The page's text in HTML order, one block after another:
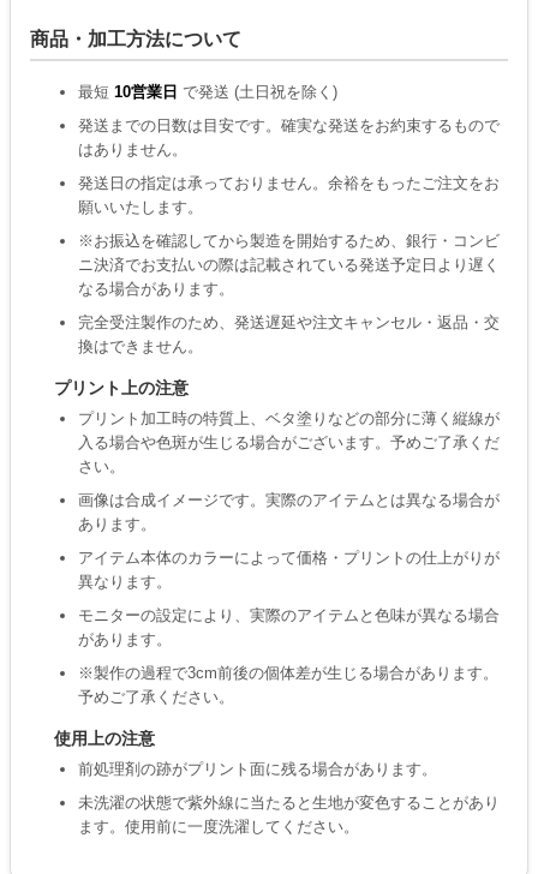
商品・加工方法について
最短 10営業日 で発送 (土日祝を除く)
発送までの日数は目安です。確実な発送をお約束するもので
はありません。
発送日の指定は承っておりません。余裕をもったご注文をお
願いいたします。
※お振込を確認してから製造を開始するため、銀行・コンビ
ニ決済でお支払いの際は記載されている発送予定日より遅く
なる場合があります。
完全受注製作のため、発送遅延や注文キャンセル・返品・交
換はできません。
プリント上の注意
プリント加工時の特質上、ベタ塗りなどの部分に薄く縦線が
入る場合や色斑が生じる場合がございます。予めご了承くだ
さい。
画像は合成イメージです。実際のアイテムとは異なる場合が
あります。
アイテム本体のカラーによって価格・プリントの仕上がりが
異なります。
モニターの設定により、実際のアイテムと色味が異なる場合
があります。
※製作の過程で3cm前後の個体差が生じる場合があります。
予めご了承ください。
使用上の注意
前処理剤の跡がプリント面に残る場合があります。
未洗濯の状態で紫外線に当たると生地が変色することがあり
ます。使用前に一度洗濯してください。